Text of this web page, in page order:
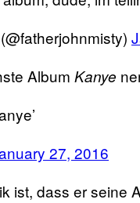
Album Kanye
27, 2016
ist, dass er seine